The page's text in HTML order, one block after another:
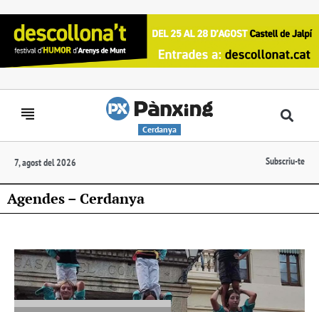
Cerdanya
7, agost del 2026 Subscriu-te
Agendes – Cerdanya